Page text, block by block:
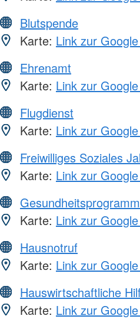
Blutspende
Karte: Link zur
Ehrenamt
Karte: Link zur
Flugdienst
Karte: Link zur
Freiwilliges Soziales
Karte: Link zur
Karte: Link zur
Hausnotruf
Karte: Link zur
Hauswirtschaftliche
Karte: Link zur